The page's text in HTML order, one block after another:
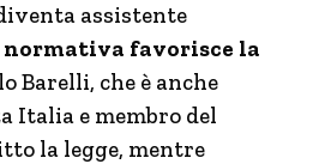
assistente
normativa favorisce la
Barelli, che è anche
Italia e membro del
la legge, mentre